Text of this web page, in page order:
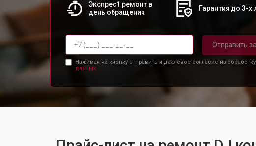
Экспрес1 ремонт в
день обращения
Гарантия до 3-х
Отправить
Нажимая на кнопку отправить я даю свое согласие на
данных.